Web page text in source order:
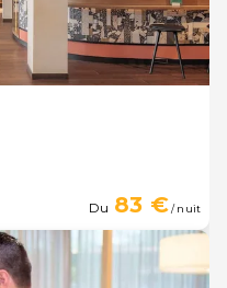
Du 83 €/ nuit